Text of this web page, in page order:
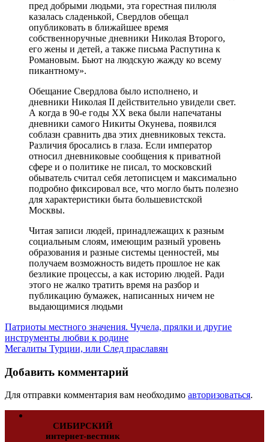
пред добрыми людьми, эта горестная пилюля
казалась сладенькой, Свердлов обещал
опубликовать в ближайшее время
собственноручные дневники Николая Второго,
его жены и детей, а также письма Распутина к
Романовым. Бьют на людскую жажду ко всему
пикантному».
Обещание Свердлова было исполнено, и
дневники Николая II действительно увидели свет.
А когда в 90-е годы XX века были напечатаны
дневники самого Никиты Окунева, появился
соблазн сравнить два этих дневниковых текста.
Различия бросались в глаза. Если император
относил дневниковые сообщения к приватной
сфере и о политике не писал, то московский
обыватель считал себя летописцем и максимально
подробно фиксировал все, что могло быть полезно
для характеристики быта большевистской
Москвы.
Читая записи людей, принадлежащих к разным
социальным слоям, имеющим разный уровень
образования и разные системы ценностей, мы
получаем возможность видеть прошлое не как
безликие процессы, а как историю людей. Ради
этого не жалко тратить время на разбор и
публикацию бумажек, написанных ничем не
выдающимися людьми
Патриоты местного значения. Чучела, прялки и другие
инструменты любви к родине
Мегалиты Турции, или След праславян
Добавить комментарий
Для отправки комментария вам необходимо авторизоваться.
СИБИРСКИЙ
интернет-вестник